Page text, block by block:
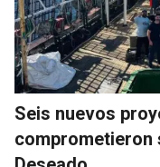
Seis nuevos
comprometieron